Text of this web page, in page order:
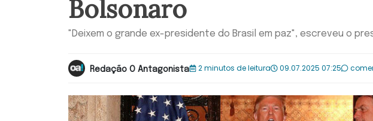
Bolsonaro
"Deixem o grande ex-presidente do Brasil em paz", escreveu o
Redação O Antagonista 2 minutos de leitura 09.07.2025 07:25